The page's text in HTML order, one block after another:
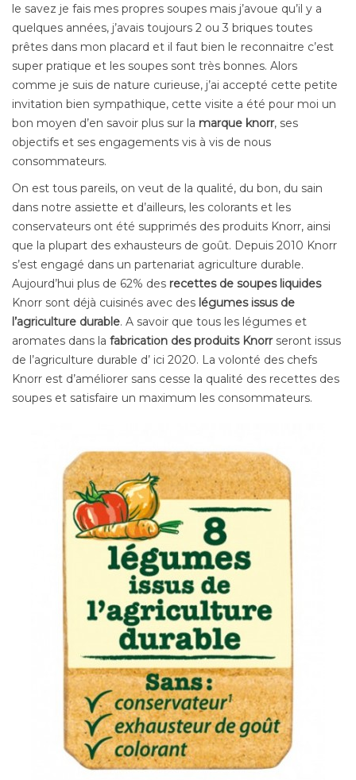
le savez je fais mes propres soupes mais j’avoue qu’il y a
quelques années, j’avais toujours 2 ou 3 briques toutes
prêtes dans mon placard et il faut bien le reconnaitre c’est
super pratique et les soupes sont très bonnes. Alors
comme je suis de nature curieuse, j’ai accepté cette petite
invitation bien sympathique, cette visite a été pour moi un
bon moyen d’en savoir plus sur la marque knorr, ses
objectifs et ses engagements vis à vis de nous
consommateurs.
On est tous pareils, on veut de la qualité, du bon, du sain
dans notre assiette et d’ailleurs, les colorants et les
conservateurs ont été supprimés des produits Knorr, ainsi
que la plupart des exhausteurs de goût. Depuis 2010 Knorr
s’est engagé dans un partenariat agriculture durable.
Aujourd’hui plus de 62% des recettes de soupes liquides
Knorr sont déjà cuisinés avec des légumes issus de
l’agriculture durable. A savoir que tous les légumes et
aromates dans la fabrication des produits Knorrseront issus
de l’agriculture durable d’ ici 2020. La volonté des chefs
Knorr est d’améliorer sans cesse la qualité des recettes des
soupes et satisfaire un maximum les consommateurs.